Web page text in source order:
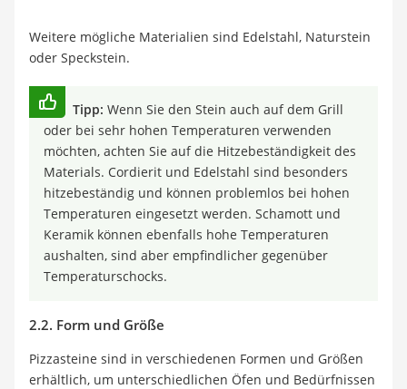
Weitere mögliche Materialien sind Edelstahl, Naturstein
oder Speckstein.
Tipp: Wenn Sie den Stein auch auf dem Grill
oder bei sehr hohen Temperaturen verwenden
möchten, achten Sie auf die Hitzebeständigkeit des
Materials. Cordierit und Edelstahl sind besonders
hitzebeständig und können problemlos bei hohen
Temperaturen eingesetzt werden. Schamott und
Keramik können ebenfalls hohe Temperaturen
aushalten, sind aber empfindlicher gegenüber
Temperaturschocks.
2.2. Form und Größe
Pizzasteine sind in verschiedenen Formen und Größen
erhältlich, um unterschiedlichen Öfen und Bedürfnissen